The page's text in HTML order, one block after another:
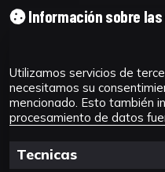
Información sobre
Utilizamos servicios de
necesitamos su
mencionado. Esto también
procesamiento de datos
Tecnicas